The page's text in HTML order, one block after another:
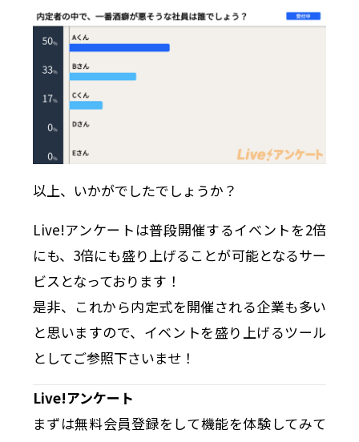
以上、いかがでしたでしょうか？
Live!アンケートは普段開催するイベントを2倍
にも、3倍にも盛り上げることが可能となるサー
ビスとなっております！
是非、これから内定式を開催される企業も多い
と思いますので、イベントを盛り上げるツール
としてご参照下さいませ！
Live!アンケート
まずは無料会員登録をして機能を体験してみて